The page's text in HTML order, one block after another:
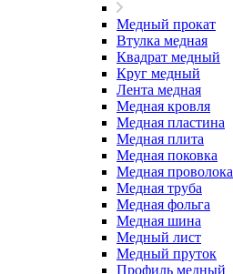
Медный прокат
Втулка медная
Квадрат медный
Круг медный
Лента медная
Медная кровля
Медная пластина
Медная плита
Медная поковка
Медная проволока
Медная труба
Медная фольга
Медная шина
Медный лист
Медный пруток
Профиль медный